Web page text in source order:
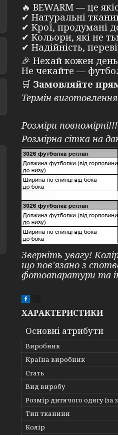
🔥 BEWARM — це
✔ Натуральні
✔ Крої, продумані
✔ Кольори, які не
✔ Надійність,
🎉 Нехай кожен
Не чекайте —
🛒 Замовляйте
Термін виготовлення
Розміри повномірні!!!
Розмірна сітка на
Зверніть увагу!
що пов'язано з
фотоапаратури та
ХАРАКТЕРИСТИКИ
Основні атрибути
Виробник
Країна виробник
Стать
Вид виробу
Розмір дитячого одягу (за
Тип тканини
Колір